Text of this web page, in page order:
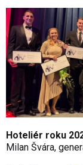
Hoteliér roku
Milan Švára,